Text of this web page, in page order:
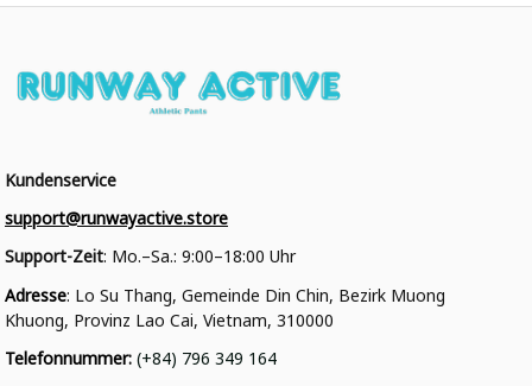
Kundenservice
support@runwayactive.store
Support-Zeit: Mo.–Sa.: 9:00–18:00 Uhr
Adresse: Lo Su Thang, Gemeinde Din Chin, Bezirk Muong
Khuong, Provinz Lao Cai, Vietnam, 310000
Telefonnummer: (+84) 796 349 164